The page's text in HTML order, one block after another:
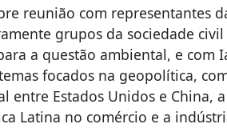
reunião com representantes
grupos da sociedade
a questão ambiental, e com
focados na geopolítica,
entre Estados Unidos e China,
Latina no comércio e a